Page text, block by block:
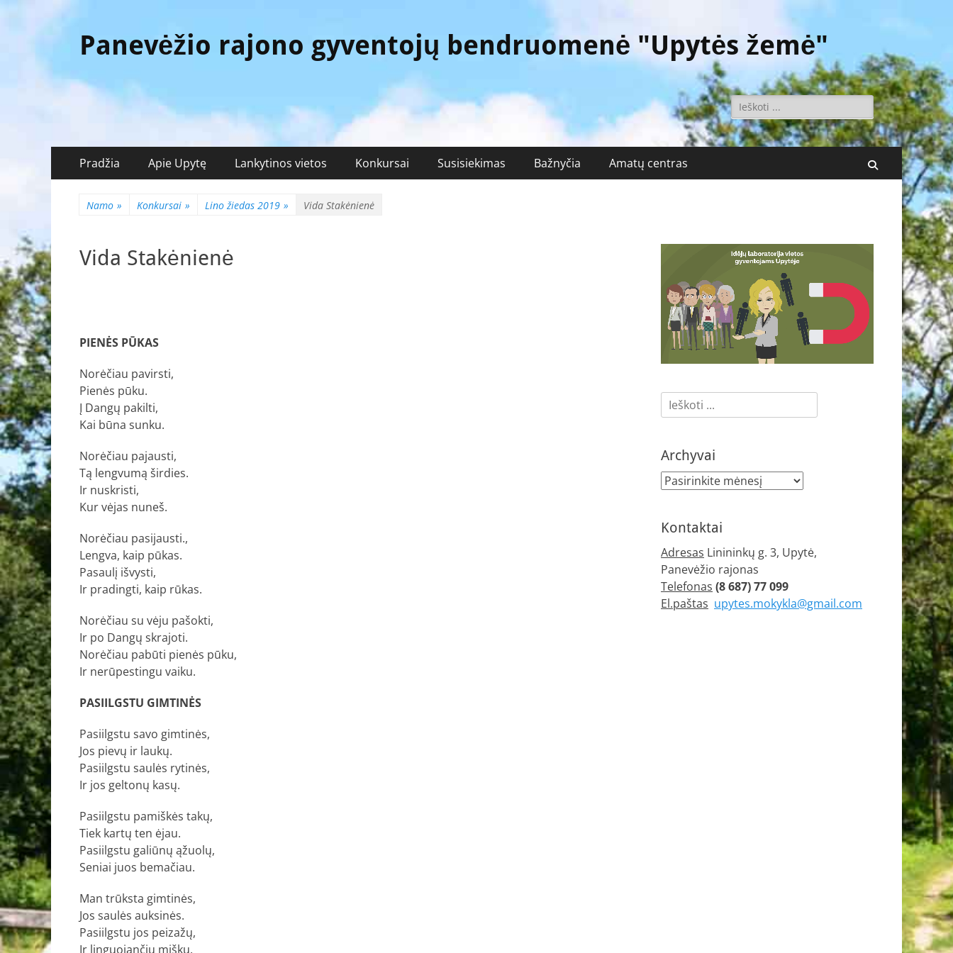
Panevėžio rajono gyventojų bendruomenė "Upytės žemė"
Ieškoti:
Pagrindinis
meniu
prie
Pradžia Apie Upytę Lankytinos vietos Konkursai Susisiekimas Bažnyčia Amatų centras Поиск
Namo » Konkursai » Lino žiedas 2019 » Vida Stakėnienė
Vida Stakėnienė
PIENĖS PŪKAS
Norėčiau pavirsti,
Pienės pūku.
Į Dangų pakilti,
Kai būna sunku.
Norėčiau pajausti,
Tą lengvumą širdies.
Ir nuskristi,
Kur vėjas nuneš.
Norėčiau pasijausti.,
Lengva, kaip pūkas.
Pasaulį išvysti,
Ir pradingti, kaip rūkas.
Norėčiau su vėju pašokti,
Ir po Dangų skrajoti.
Norėčiau pabūti pienės pūku,
Ir nerūpestingu vaiku.
PASIILGSTU GIMTINĖS
Pasiilgstu savo gimtinės,
Jos pievų ir laukų.
Pasiilgstu saulės rytinės,
Ir jos geltonų kasų.
Pasiilgstu pamiškės takų,
Tiek kartų ten ėjau.
Pasiilgstu galiūnų ąžuolų,
Seniai juos bemačiau.
Man trūksta gimtinės,
Jos saulės auksinės.
Pasiilgstu jos peizažų,
Ir linguojančių miškų.
Ieškoti:
Archyvai
Archyvai
Kontaktai
Adresas Linininkų g. 3, Upytė,
Panevėžio rajonas
Telefonas (8 687) 77 099
El.paštas upytes.mokykla@gmail.com